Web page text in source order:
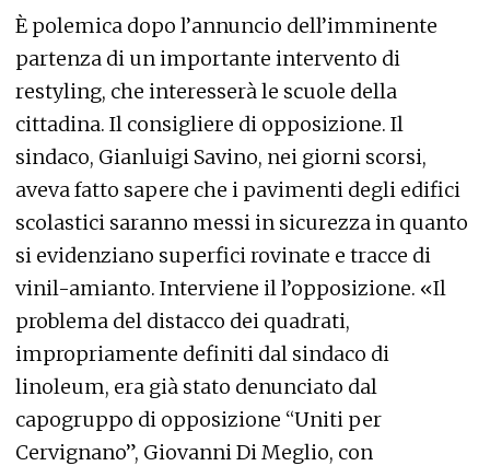
È polemica dopo l’annuncio dell’imminente
partenza di un importante intervento di
restyling, che interesserà le scuole della
cittadina. Il consigliere di opposizione. Il
sindaco, Gianluigi Savino, nei giorni scorsi,
aveva fatto sapere che i pavimenti degli edifici
scolastici saranno messi in sicurezza in quanto
si evidenziano superfici rovinate e tracce di
vinil-amianto. Interviene il l’opposizione. «Il
problema del distacco dei quadrati,
impropriamente definiti dal sindaco di
linoleum, era già stato denunciato dal
capogruppo di opposizione “Uniti per
Cervignano”, Giovanni Di Meglio, con